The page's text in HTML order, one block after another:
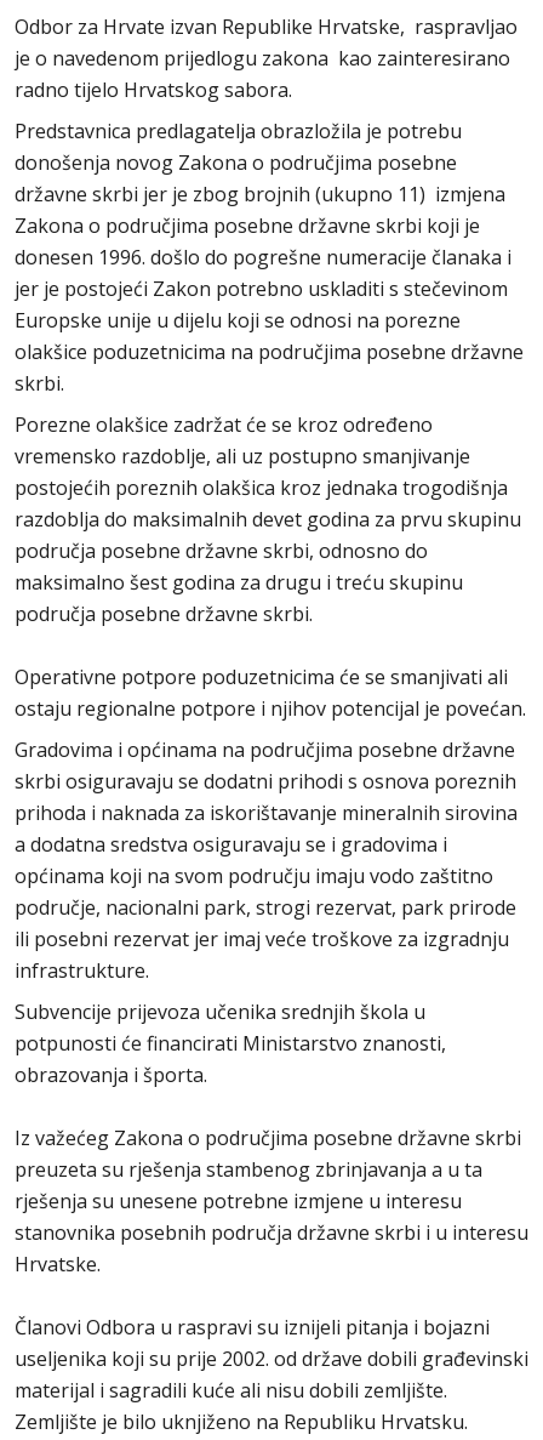
Odbor za Hrvate izvan Republike Hrvatske, raspravljao
je o navedenom prijedlogu zakona kao zainteresirano
radno tijelo Hrvatskog sabora.
Predstavnica predlagatelja obrazložila je potrebu
donošenja novog Zakona o područjima posebne
državne skrbi jer je zbog brojnih (ukupno 11) izmjena
Zakona o područjima posebne državne skrbi koji je
donesen 1996. došlo do pogrešne numeracije članaka i
jer je postojeći Zakon potrebno uskladiti s stečevinom
Europske unije u dijelu koji se odnosi na porezne
olakšice poduzetnicima na područjima posebne državne
skrbi.
Porezne olakšice zadržat će se kroz određeno
vremensko razdoblje, ali uz postupno smanjivanje
postojećih poreznih olakšica kroz jednaka trogodišnja
razdoblja do maksimalnih devet godina za prvu skupinu
područja posebne državne skrbi, odnosno do
maksimalno šest godina za drugu i treću skupinu
područja posebne državne skrbi.
Operativne potpore poduzetnicima će se smanjivati ali
ostaju regionalne potpore i njihov potencijal je povećan.
Gradovima i općinama na područjima posebne državne
skrbi osiguravaju se dodatni prihodi s osnova poreznih
prihoda i naknada za iskorištavanje mineralnih sirovina
a dodatna sredstva osiguravaju se i gradovima i
općinama koji na svom području imaju vodo zaštitno
područje, nacionalni park, strogi rezervat, park prirode
ili posebni rezervat jer imaj veće troškove za izgradnju
infrastrukture.
Subvencije prijevoza učenika srednjih škola u
potpunosti će financirati Ministarstvo znanosti,
obrazovanja i športa.
Iz važećeg Zakona o područjima posebne državne skrbi
preuzeta su rješenja stambenog zbrinjavanja a u ta
rješenja su unesene potrebne izmjene u interesu
stanovnika posebnih područja državne skrbi i u interesu
Hrvatske.
Članovi Odbora u raspravi su iznijeli pitanja i bojazni
useljenika koji su prije 2002. od države dobili građevinski
materijal i sagradili kuće ali nisu dobili zemljište.
Zemljište je bilo uknjiženo na Republiku Hrvatsku.